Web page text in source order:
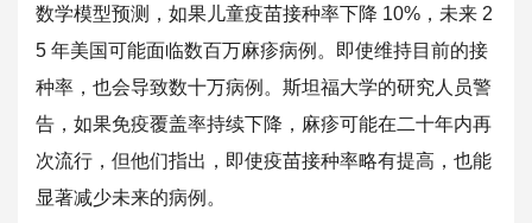
数学模型预测，如果儿童疫苗接种率下降 10%，未来 2
5 年美国可能面临数百万麻疹病例。即使维持目前的接
种率，也会导致数十万病例。斯坦福大学的研究人员警
告，如果免疫覆盖率持续下降 ，麻疹可能在二十年内再
次流行，但他们指出， 即使疫苗接种率略有提高，也能
显著减少未来的病例。